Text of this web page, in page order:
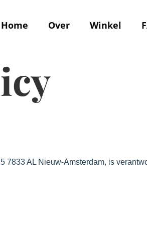
Home Over Winkel
7833 AL Nieuw-Amsterdam, is